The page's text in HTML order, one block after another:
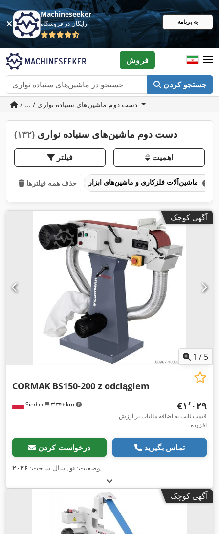
Machineseeker
رایگان در فروشگاه به برنامه
جستجو کردن
فروش
دست دوم ماشین‌های سنباده نواری (۱۳۲)
فیلتر اهمیت
حذف همه فیلترها
آگهی کوچک
1 / 5
Siedlce ۳٬۳۴۶ km
CORMAK BS150-200 z odciągiem
‎€۱٬۰۲۹
قیمت ثابت به اضافه مالیات بر ارزش
افزوده
درخواست کردن تماس بگیرید
وضعیت: نو, سال ساخت: ۲۰۲۶ ,
آگهی کوچک